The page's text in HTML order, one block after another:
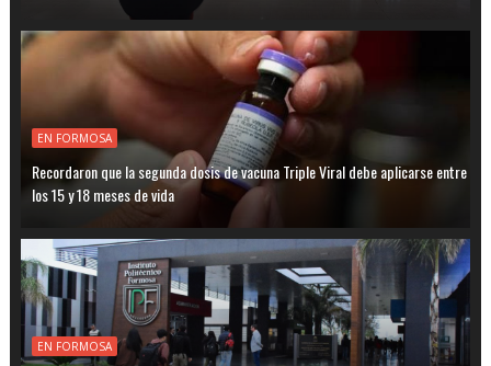
EN FORMOSA
Recordaron que la segunda dosis de vacuna Triple Viral debe aplicarse entre
los 15 y 18 meses de vida
EN FORMOSA